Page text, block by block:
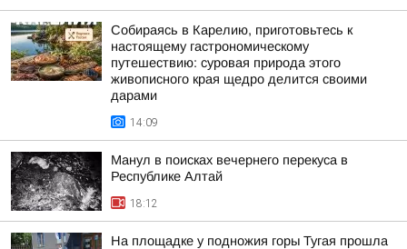
Собираясь в Карелию, приготовьтесь к
настоящему гастрономическому
путешествию: суровая природа этого
живописного края щедро делится своими
дарами
14:09
Манул в поисках вечернего перекуса в
Республике Алтай
18:12
На площадке у подножия горы Тугая прошла